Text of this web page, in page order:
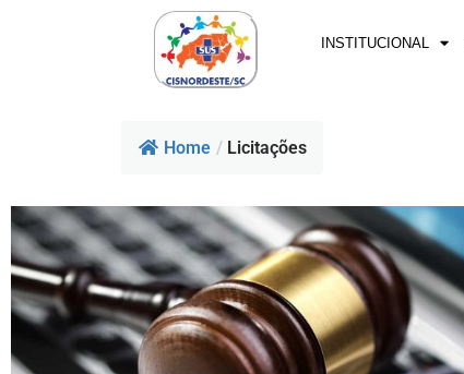
INSTITUCIONAL
Home / Licitações